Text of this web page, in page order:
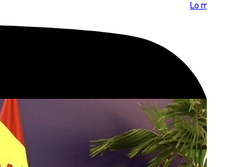
Lo más visto >